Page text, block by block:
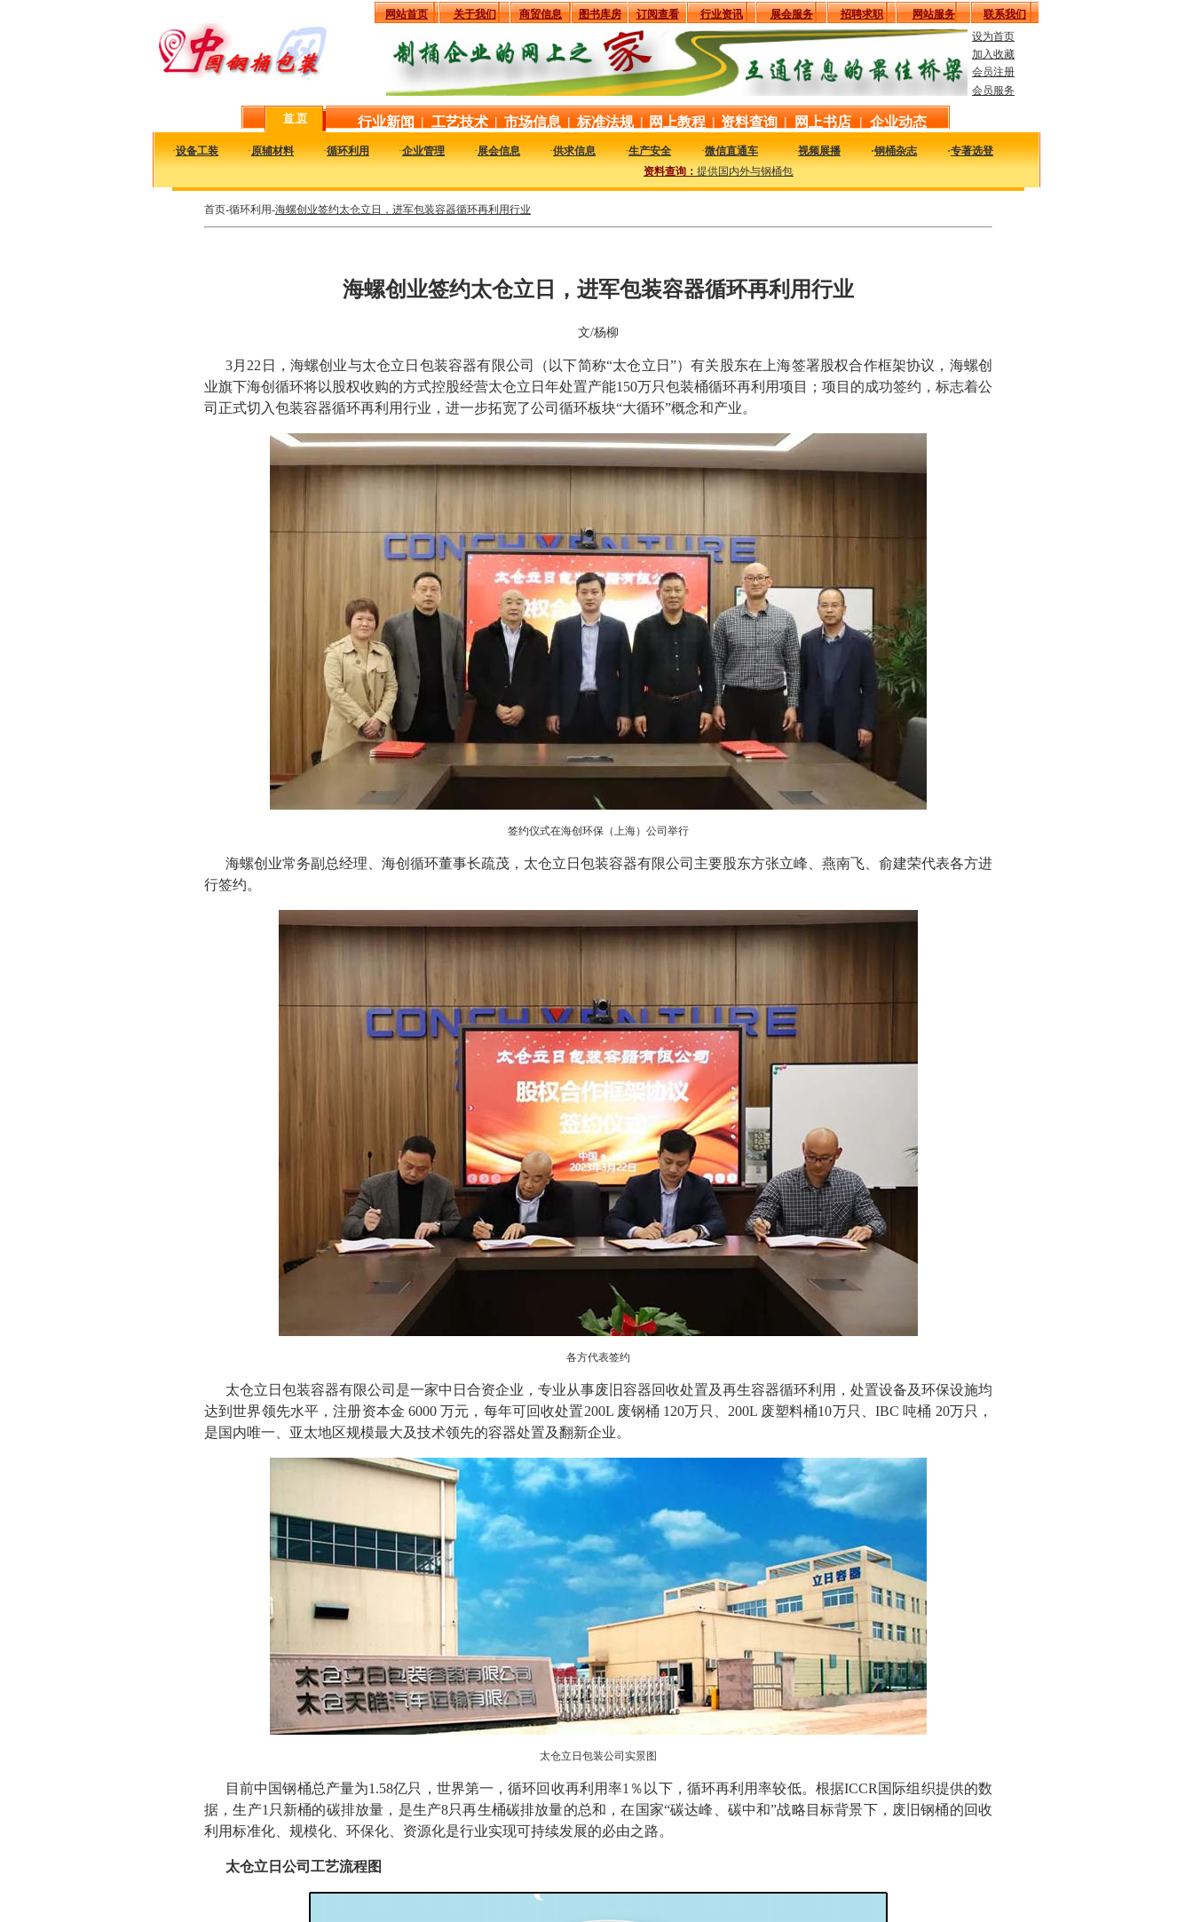
网站首页 关于我们 商贸信息 图书库房 订阅查看 行业资讯 展会服务 招聘求职 网站服务
联系我们
设为首页
加入收藏
会员注册
会员服务
首 页 行业新闻 | 工艺技术 | 市场信息 | 标准法规 | 网上教程 | 资料查询 | 网上书店 | 企业动态
·设备工装 ·原辅材料 ·循环利用 ·企业管理 ·展会信息 ·供求信息 ·生产安全 ·微信直通车 ·视频展播 ·钢桶杂志 ·专著选登
资料查询：提供国内外与钢桶包装相关的资料，包括行业经典、企业名录、报刊杂志、资料下载等等资料。
首页-循环利用-海螺创业签约太仓立日，进军包装容器循环再利用行业
海螺创业签约太仓立日，进军包装容器循环再利用行业
文/杨柳
3月22日，海螺创业与太仓立日包装容器有限公司（以下简称“太仓立日”）有关股东在上海签署股权合作框架协议，海螺创
业旗下海创循环将以股权收购的方式控股经营太仓立日年处置产能150万只包装桶循环再利用项目；项目的成功签约，标志着公
司正式切入包装容器循环再利用行业，进一步拓宽了公司循环板块“大循环”概念和产业。
签约仪式在海创环保（上海）公司举行
海螺创业常务副总经理、海创循环董事长疏茂，太仓立日包装容器有限公司主要股东方张立峰、燕南飞、俞建荣代表各方进
行签约。
各方代表签约
太仓立日包装容器有限公司是一家中日合资企业，专业从事废旧容器回收处置及再生容器循环利用，处置设备及环保设施均
达到世界领先水平，注册资本金 6000 万元，每年可回收处置200L 废钢桶 120万只、200L 废塑料桶10万只、IBC 吨桶 20万只，
是国内唯一、亚太地区规模最大及技术领先的容器处置及翻新企业。
太仓立日包装公司实景图
目前中国钢桶总产量为1.58亿只，世界第一，循环回收再利用率1％以下，循环再利用率较低。根据ICCR国际组织提供的数
据，生产1只新桶的碳排放量，是生产8只再生桶碳排放量的总和，在国家“碳达峰、碳中和”战略目标背景下，废旧钢桶的回收
利用标准化、规模化、环保化、资源化是行业实现可持续发展的必由之路。
太仓立日公司工艺流程图